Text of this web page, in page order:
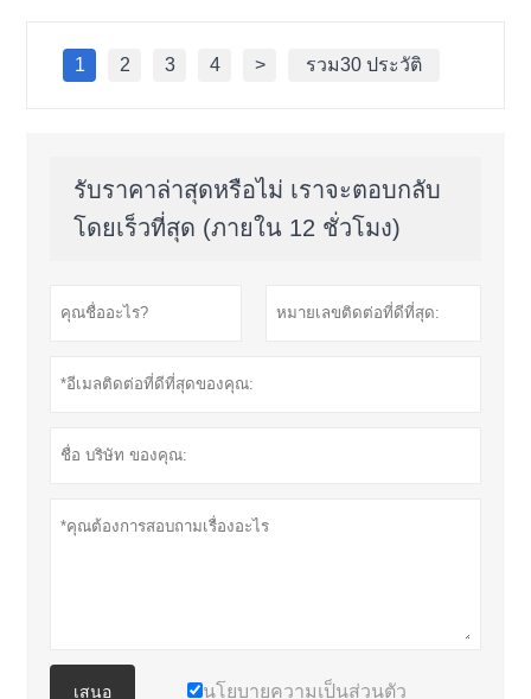
1 2 3 4 > รวม30 ประวัติ
รับราคาล่าสุดหรือไม่ เราจะตอบกลับ
โดยเร็วที่สุด (ภายใน 12 ชั่วโมง)
เสนอ นโยบายความเป็นส่วนตัว